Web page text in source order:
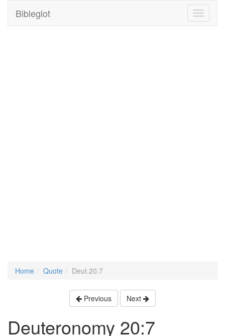
Toggle
Bibleglot
Home Quote Deut.20.7
Previous Next
Deuteronomy 20:7